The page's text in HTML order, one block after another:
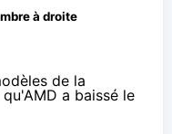
à droite
de la
a baissé le